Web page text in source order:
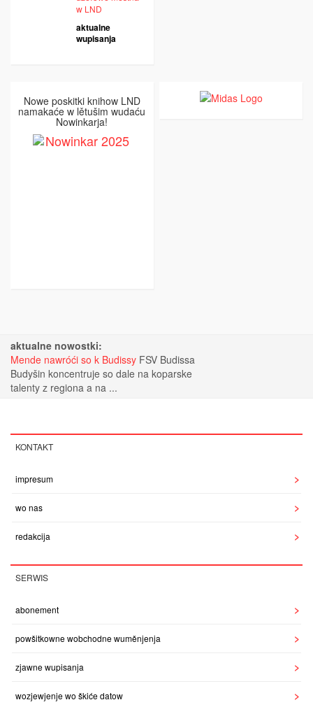
w LND
aktualne
wupisanja
Nowe poskitki knihow LND
namakaće w lětušim wudaću
Nowinkarja!
aktualne nowostki:
Mende nawróći so k Budissy FSV Budissa
Budyšin koncentruje so dale na koparske
talenty z regiona a na ...
KONTAKT
impresum
wo nas
redakcija
SERWIS
abonement
powšitkowne wobchodne wuměnjenja
zjawne wupisanja
wozjewjenje wo škiće datow